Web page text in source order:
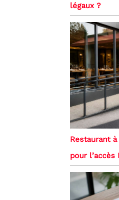
légaux ?
Restaurant
pour l’accès